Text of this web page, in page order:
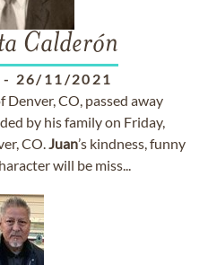
Calderón
- 26/11/2021
CO, passed away
by his family on Friday,
CO.Juan’s kindness, funny
will be miss...